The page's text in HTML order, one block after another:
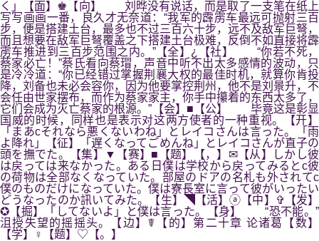
く」【面】♚【向】 刘晔没有说话，而是取了一支笔在纸上
写写画画一番，良久才无奈道：“我军的霹雳车最远可抛射三百
步，便是搭建土台，最多也不过三百六十步，远不及敌军巨弩，
而且想要在敌军巨弩覆盖之下搭建土台极难，反倒不如直接将霹
雳车推进到三百步范围之内。”【全】¿【社】 “你若不死，
蔡家必亡！”蔡氏看向蔡瑁，声音中听不出太多感情的波动，只
是冷冷道：“你已经错过掌握荆襄大权的最佳时机，就算你肯投
降，刘备也未必会容你，因为他要掌控荆州，他不是刘景升，不
会任由世家摆布，而作为蔡家家主，你手中攥着的东西太多了，
它们会成为灭亡蔡家的根源。”【会】■【公】 毕竟这是彰显
国威的时候，同样也是表示对这两方使者的一种重视。【开】
「まあcそれなら悪くないわね」とレイコさんは言った。「雨
よ降れ」【征】「遅くなってごめんね」とレイコさんが直子の
頭を撫でた。【集】▼【赛】■【题】【，】✉【从】しかし彼
は戻っては来なかった。ある日僕は学校から戻ってみるとc彼
の荷物は全部なくなっていた。部屋のドアの名札も外されてc
僕のものだけになっていた。僕は寮長室に言って彼がいったい
どうなったのか訊いてみた。【生】◥【活】ⓐ【中】✞【发】
✪【掘】「してないよ」と僕は言った。【身】 “恐不能。”
沮授失望的摇摇头。【边】☤【的】第二十章 论诸葛【数】
【学】♀【题】♡【。】